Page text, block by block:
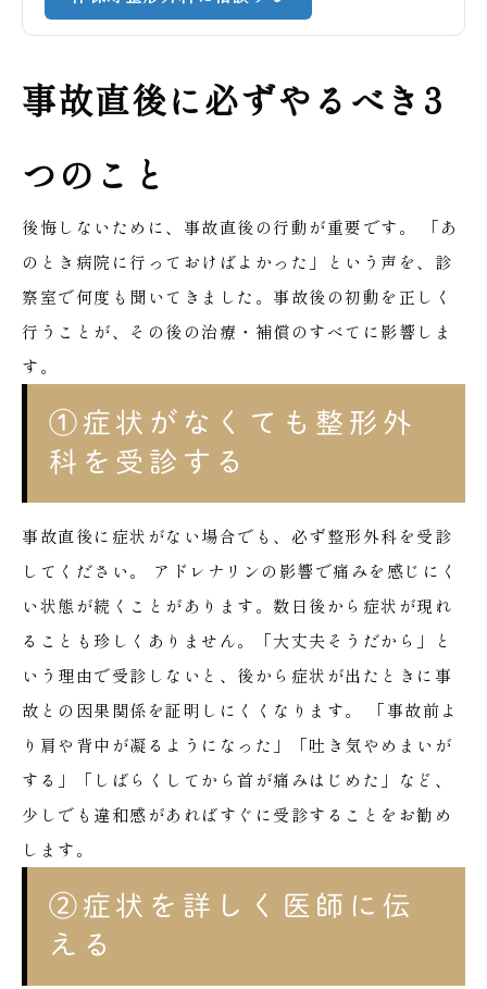
事故直後に必ずやるべき3
つのこと
後悔しないために、事故直後の行動が重要です。
「あ
のとき病院に行っておけばよかった」という声を、診
察室で何度も聞いてきました。事故後の初動を正しく
行うことが、その後の治療・補償のすべてに影響しま
す。
①症状がなくても整形外
科を受診する
事故直後に症状がない場合でも、必ず整形外科を受診
してください。
アドレナリンの影響で痛みを感じにく
い状態が続くことがあります。数日後から症状が現れ
ることも珍しくありません。「大丈夫そうだから」と
いう理由で受診しないと、後から症状が出たときに事
故との因果関係を証明しにくくなります。
「事故前よ
り肩や背中が凝るようになった」「吐き気やめまいが
する」「しばらくしてから首が痛みはじめた」など、
少しでも違和感があればすぐに受診することをお勧め
します。
②症状を詳しく医師に伝
える